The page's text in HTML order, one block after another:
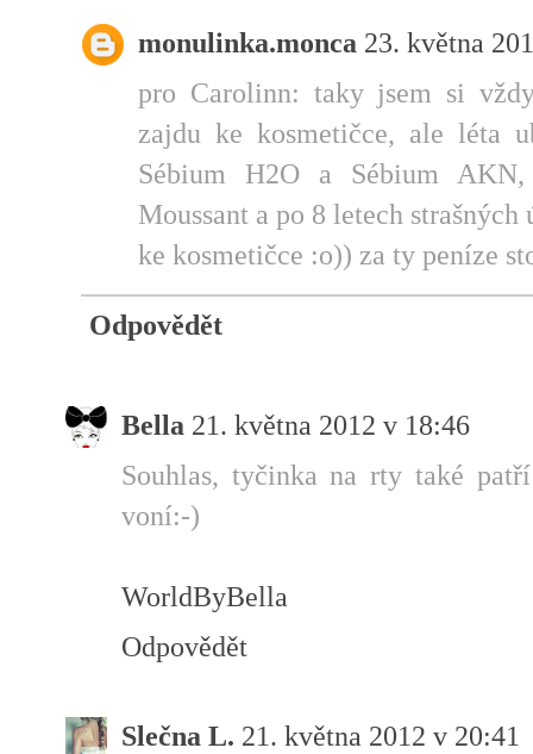
monulinka.monca 23. května
pro Carolinn: taky jsem si
zajdu ke kosmetičce, ale léta
Sébium H2O a Sébium
Moussant a po 8 letech
ke kosmetičce :o)) za ty peníze
Odpovědět
Bella 21. května 2012 v 18:46
Souhlas, tyčinka na rty také
voní:-)
WorldByBella
Odpovědět
Slečna L. 21. května 2012 v 20:41